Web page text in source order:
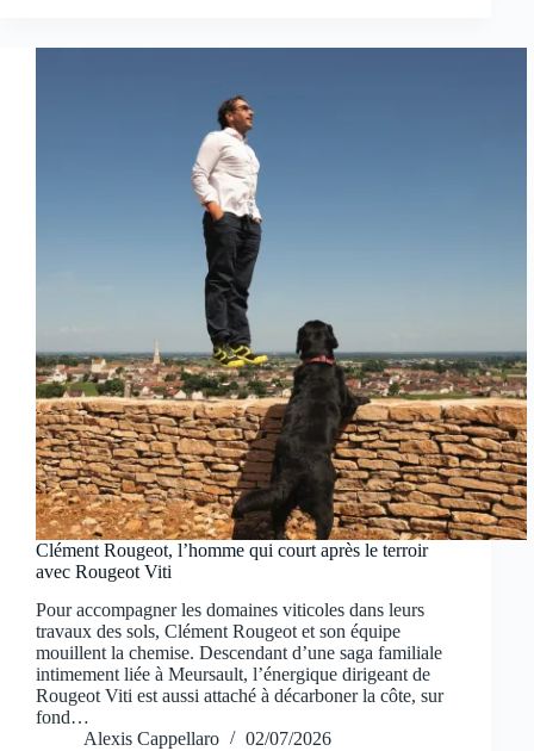
Clément Rougeot, l’homme qui court après le terroir
avec Rougeot Viti
Pour accompagner les domaines viticoles dans leurs
travaux des sols, Clément Rougeot et son équipe
mouillent la chemise. Descendant d’une saga familiale
intimement liée à Meursault, l’énergique dirigeant de
Rougeot Viti est aussi attaché à décarboner la côte, sur
fond…
Alexis Cappellaro
02/07/2026